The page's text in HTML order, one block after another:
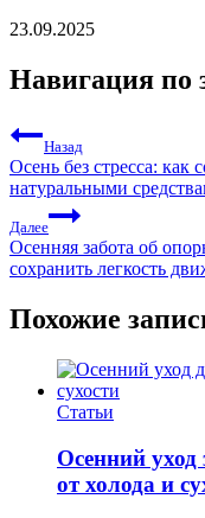
23.09.2025
Навигация по
Назад
Осень без стресса: как
натуральными
Далее
Осенняя забота об
сохранить легкость
Похожие
Статьи
Осенний
от холода и